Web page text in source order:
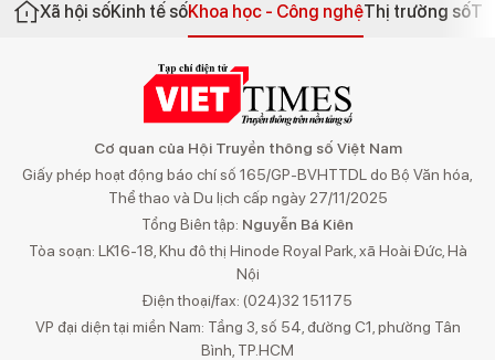
Xã hội sốKinh tế sốKhoa học - Công nghệThị trường số
Cơ quan của Hội Truyền thông số Việt Nam
Giấy phép hoạt động báo chí số 165/GP-BVHTTDL do Bộ Văn hóa,
Thể thao và Du lịch cấp ngày 27/11/2025
Tổng Biên tập: Nguyễn Bá Kiên
Tòa soạn: LK16-18, Khu đô thị Hinode Royal Park, xã Hoài Đức, Hà
Nội
Điện thoại/fax: (024)32 151175
VP đại diện tại miền Nam: Tầng 3, số 54, đường C1, phường Tân
Bình, TP.HCM